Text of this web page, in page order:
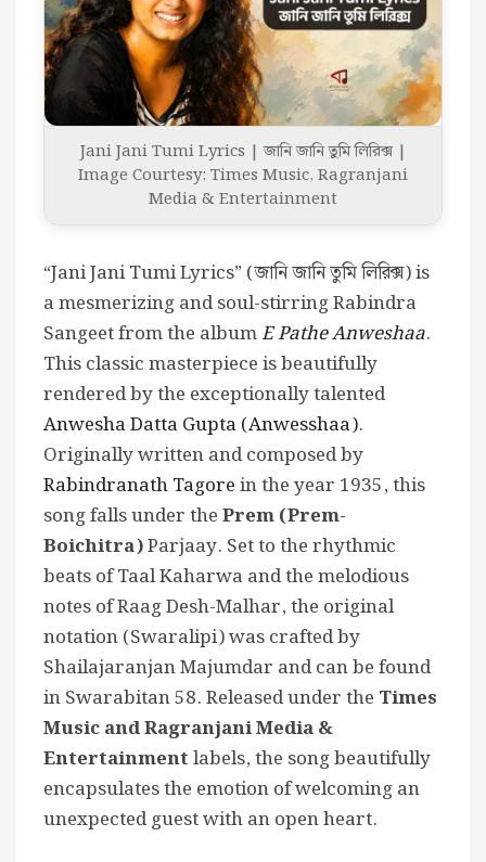
Jani Jani Tumi Lyrics | জানি জানি তুমি লিরিক্স |
Image Courtesy: Times Music, Ragranjani
Media & Entertainment
“Jani Jani Tumi Lyrics” (জানি জানি তুমি লিরিক্স) is
a mesmerizing and soul-stirring Rabindra
Sangeet from the albumE Pathe Anweshaa.
This classic masterpiece is beautifully
rendered by the exceptionally talented
Anwesha Datta Gupta (Anwesshaa).
Originally written and composed by
Rabindranath Tagorein the year 1935, this
song falls under thePrem (Prem-
Boichitra)Parjaay. Set to the rhythmic
beats of Taal Kaharwa and the melodious
notes of Raag Desh-Malhar, the original
notation (Swaralipi) was crafted by
Shailajaranjan Majumdar and can be found
in Swarabitan 58. Released under the Times
Music and Ragranjani Media &
Entertainmentlabels, the song beautifully
encapsulates the emotion of welcoming an
unexpected guest with an open heart.